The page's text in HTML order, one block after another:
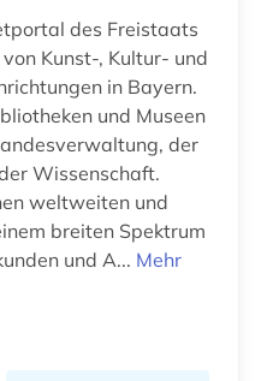
des Freistaats
Kunst-, Kultur- und
in Bayern.
und Museen
der
Wissenschaft.
weltweiten und
breiten Spektrum
und A... Mehr